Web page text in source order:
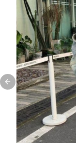
Previous slide